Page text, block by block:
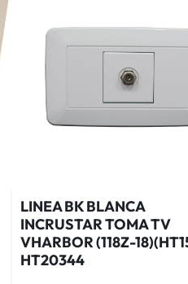
LINEA BK BLANCA
INCRUSTAR TOMA TV
VHARBOR (118Z-
HT20344